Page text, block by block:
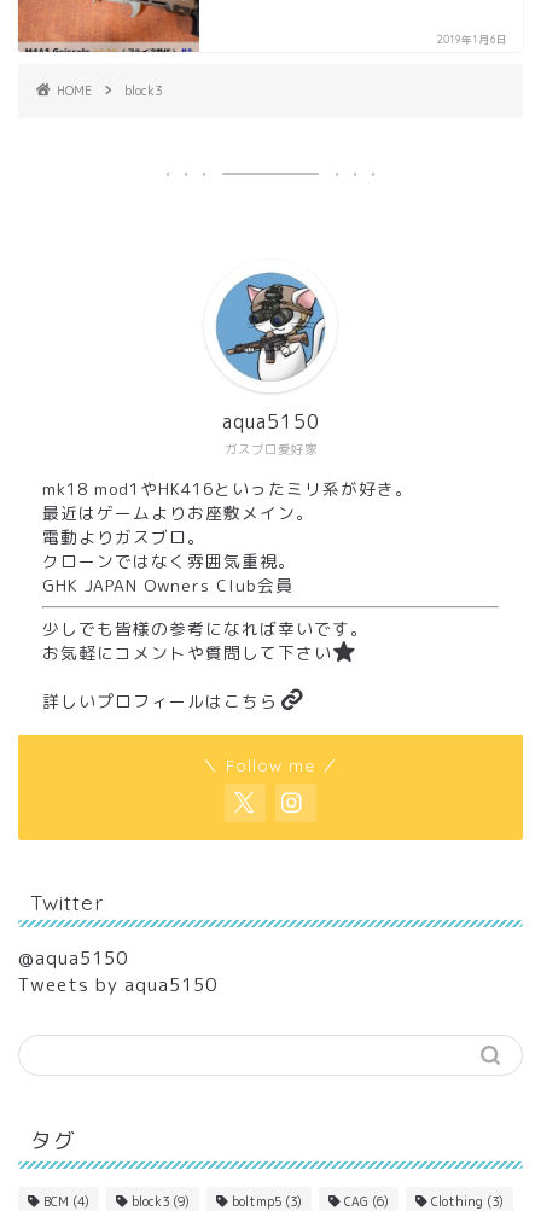
2019年1月6日
HOME block3
ガスブロ愛好家
aqua5150
mk18 mod1やHK416といったミリ系が好き。
最近はゲームよりお座敷メイン。
電動よりガスブロ。
クローンではなく雰囲気重視。
GHK JAPAN Owners Club会員
少しでも皆様の参考になれば幸いです。
お気軽にコメントや質問して下さい
詳しいプロフィールはこちら
＼ Follow me ／
Twitter
@aqua5150
Tweets by aqua5150
タグ
BCM (4) block3 (9) boltmp5 (3) CAG (6) Clothing (3)